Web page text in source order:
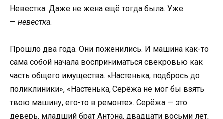
Невестка. Даже не жена ещё тогда была. Уже
— невестка.
Прошло два года. Они поженились. И машина как-то
сама собой начала восприниматься свекровью как
часть общего имущества. «Настенька, подбрось до
поликлиники», «Настенька, Серёжа не мог бы взять
твою машину, его-то в ремонте». Серёжа — это
деверь, младший брат Антона, двадцати восьми лет,